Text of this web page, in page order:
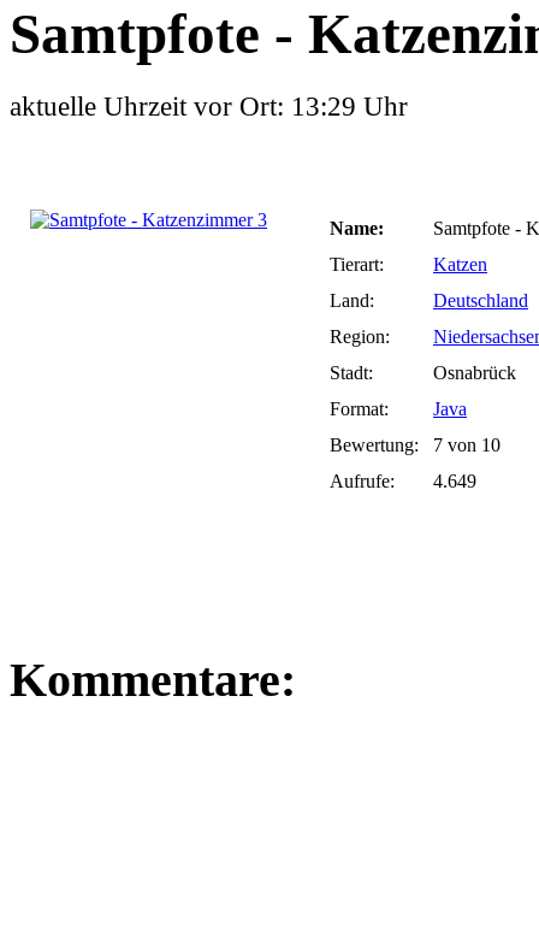
Samtpfote -
aktuelle Uhrzeit vor Ort: 13:29 Uhr
Name:
Samtpfote -
Tierart:
Katzen
Land:
Deutschland
Region:
Stadt:
Osnabrück
Format:
Java
Bewertung:
7 von 10
Aufrufe:
4.649
Kommentare: